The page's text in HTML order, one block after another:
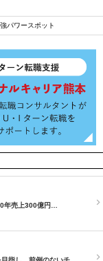
パワースポット
年売上300億円…